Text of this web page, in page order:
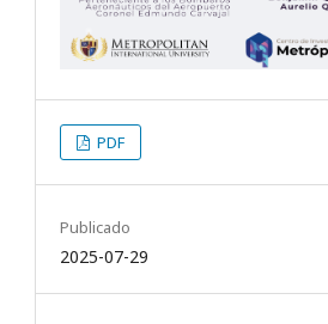
PDF
Publicado
2025-07-29